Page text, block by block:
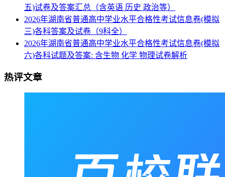
五)试卷及答案汇总（含英语 历史 政治等）
2026年湖南省普通高中学业水平合格性考试信息卷(模拟
三)各科答案及试卷（9科全）
2026年湖南省普通高中学业水平合格性考试信息卷(模拟
六)各科试题及答案: 含生物 化学 物理试卷解析
热评文章